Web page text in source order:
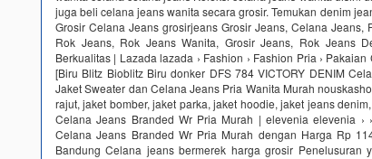
juga beli celana jeans wanita secara grosir. Temukan denim
Grosir Celana Jeans grosirjeans Grosir Jeans, Celana
Rok Jeans, Rok Jeans Wanita, Grosir Jeans, Rok Jeans
Berkualitas | Lazada lazada › Fashion › Fashion Pria ›
[Biru Blitz Bioblitz Biru donker DFS 784 VICTORY DENIM
Jaket Sweater dan Celana Jeans Pria Wanita Murah
rajut, jaket bomber, jaket parka, jaket hoodie, jaket jeans
Celana Jeans Branded Wr Pria Murah | elevenia elevenia ›
Celana Jeans Branded Wr Pria Murah dengan Harga Rp
Bandung Celana jeans bermerek harga grosir